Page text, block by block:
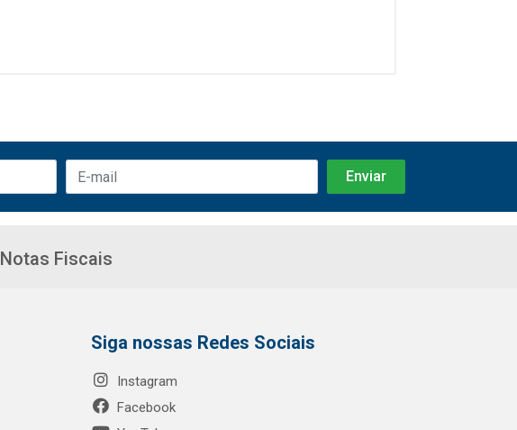
Notas Fiscais
Siga nossas Redes Sociais
Instagram
Facebook